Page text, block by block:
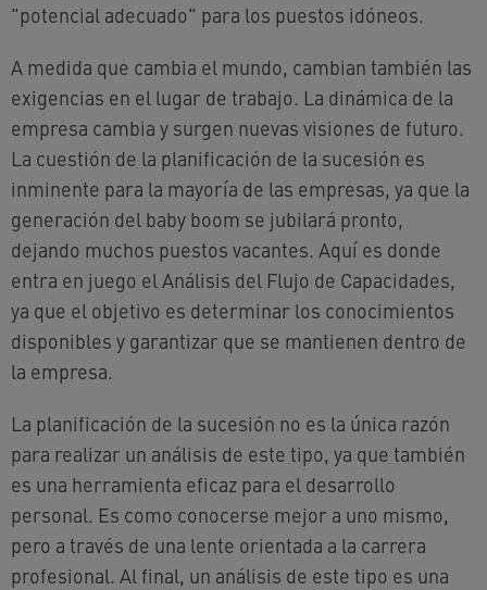
"potencial adecuado" para los puestos idóneos.
A medida que cambia el mundo, cambian también las
exigencias en el lugar de trabajo. La dinámica de la
empresa cambia y surgen nuevas visiones de futuro.
La cuestión de la planificación de la sucesión es
inminente para la mayoría de las empresas, ya que la
generación del baby boom se jubilará pronto,
dejando muchos puestos vacantes. Aquí es donde
entra en juego el Análisis del Flujo de Capacidades,
ya que el objetivo es determinar los conocimientos
disponibles y garantizar que se mantienen dentro de
la empresa.
La planificación de la sucesión no es la única razón
para realizar un análisis de este tipo, ya que también
es una herramienta eficaz para el desarrollo
personal. Es como conocerse mejor a uno mismo,
pero a través de una lente orientada a la carrera
profesional. Al final, un análisis de este tipo es una